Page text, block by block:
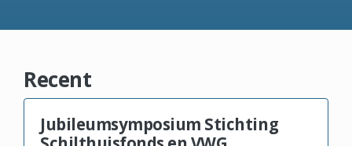
Recent
Jubileumsymposium Stichting